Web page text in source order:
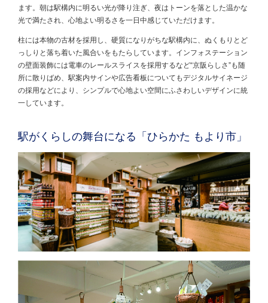
ます。朝は駅構内に明るい光が降り注ぎ、夜はトーンを落とした温かな
光で満たされ、心地よい明るさを一日中感じていただけます。
柱には本物の古材を採用し、硬質になりがちな駅構内に、ぬくもりとど
っしりと落ち着いた風合いをもたらしています。インフォステーション
の壁面装飾には電車のレールスライスを採用するなど“京阪らしさ”も随
所に散りばめ、駅案内サインや広告看板についてもデジタルサイネージ
の採用などにより、 シンプルで心地よい空間にふさわしいデザインに統
一しています。
駅がくらしの舞台になる「ひらかた もより市」